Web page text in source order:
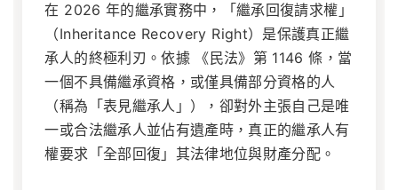
在 2026 年的繼承實務中，「繼承回復請求權」
（Inheritance Recovery Right）是保護真正繼
承人的終極利刃。依據
《民法》第 1146 條 ，當
一個不具備繼承資格，或僅具備部分資格的人
（稱為「表見繼承人」），卻對外主張自己是唯
一或合法繼承人並佔有遺產時，真正的繼承人有
權要求「全部回復」其法律地位與財產分配。